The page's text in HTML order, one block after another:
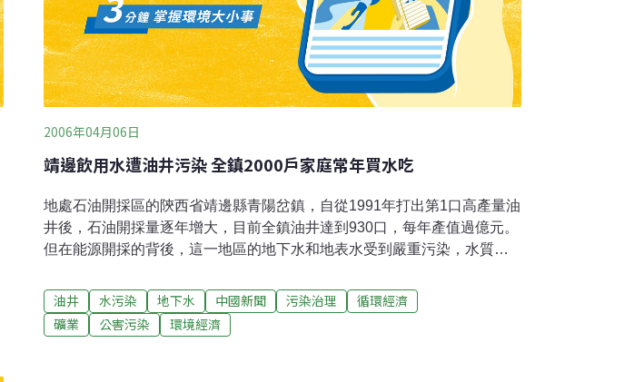
2006年04月06日
靖邊飲用水遭油井污染 全鎮2000戶家庭常年買水吃
地處石油開採區的陝西省靖邊縣青陽岔鎮，自從1991年打出第1口高產量油
井後，石油開採量逐年增大，目前全鎮油井達到930口，每年產值過億元。
但在能源開採的背後，這一地區的地下水和地表水受到嚴重污染，水質鹹
油井 水污染 地下水 中國新聞 污染治理
循環經濟
礦業
公害污染 環境經濟